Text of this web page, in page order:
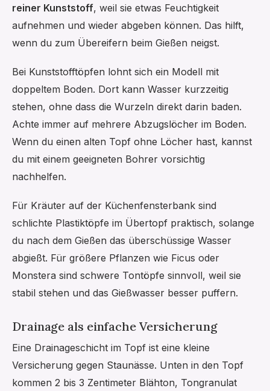
reiner Kunststoff, weil sie etwas Feuchtigkeit
aufnehmen und wieder abgeben können. Das hilft,
wenn du zum Übereifern beim Gießen neigst.
Bei Kunststofftöpfen lohnt sich ein Modell mit
doppeltem Boden. Dort kann Wasser kurzzeitig
stehen, ohne dass die Wurzeln direkt darin baden.
Achte immer auf mehrere Abzugslöcher im Boden.
Wenn du einen alten Topf ohne Löcher hast, kannst
du mit einem geeigneten Bohrer vorsichtig
nachhelfen.
Für Kräuter auf der Küchenfensterbank sind
schlichte Plastiktöpfe im Übertopf praktisch, solange
du nach dem Gießen das überschüssige Wasser
abgießt. Für größere Pflanzen wie Ficus oder
Monstera sind schwere Tontöpfe sinnvoll, weil sie
stabil stehen und das Gießwasser besser puffern.
Drainage als einfache Versicherung
Eine Drainageschicht im Topf ist eine kleine
Versicherung gegen Staunässe. Unten in den Topf
kommen 2 bis 3 Zentimeter Blähton, Tongranulat